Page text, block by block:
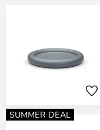
SUMMER DEAL